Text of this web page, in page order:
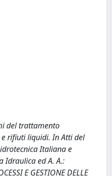
del trattamento
rifiuti liquidi. In Atti del
Italiana e
Idraulica ed A. A.:
E GESTIONE DELLE